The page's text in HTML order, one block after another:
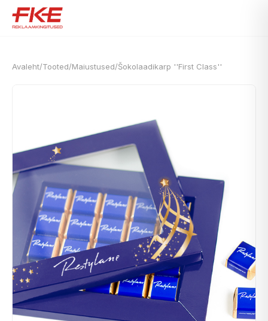
Avaleht/Tooted/Maiustused/Šokolaadikarp ''First Class''